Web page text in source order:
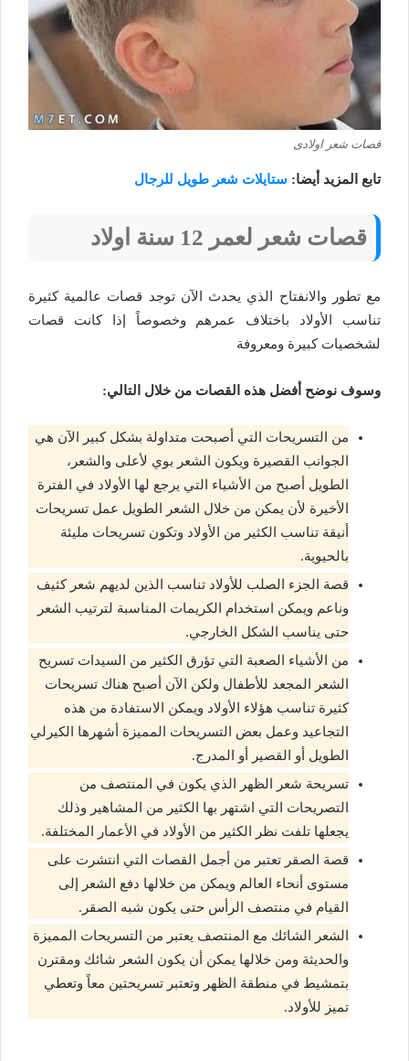
قصات شعر اولادى
تابع المزيد أيضا: ستايلات شعر طويل للرجال
قصات شعر لعمر 12 سنة اولاد
مع تطور والانفتاح الذي يحدث الآن توجد قصات عالمية كثيرة
تناسب الأولاد باختلاف عمرهم وخصوصاً إذا كانت قصات
لشخصيات كبيرة ومعروفة
وسوف نوضح أفضل هذه القصات من خلال التالي:
من التسريحات التي أصبحت متداولة بشكل كبير الآن هي
الجوانب القصيرة ويكون الشعر بوي لأعلى والشعر،
الطويل أصبح من الأشياء التي يرجع لها الأولاد في الفترة
الأخيرة لأن يمكن من خلال الشعر الطويل عمل تسريحات
أنيقة تناسب الكثير من الأولاد وتكون تسريحات مليئة
بالحيوية.
قصة الجزء الصلب للأولاد تناسب الذين لديهم شعر كثيف
وناعم ويمكن استخدام الكريمات المناسبة لترتيب الشعر
حتى يناسب الشكل الخارجي.
من الأشياء الصعبة التي تؤرق الكثير من السيدات تسريح
الشعر المجعد للأطفال ولكن الآن أصبح هناك تسريحات
كثيرة تناسب هؤلاء الأولاد ويمكن الاستفادة من هذه
التجاعيد وعمل بعض التسريحات المميزة أشهرها الكيرلي
الطويل أو القصير أو المدرج.
تسريحة شعر الظهر الذي يكون في المنتصف من
التصريحات التي اشتهر بها الكثير من المشاهير وذلك
يجعلها تلفت نظر الكثير من الأولاد في الأعمار المختلفة.
قصة الصقر تعتبر من أجمل القصات التي انتشرت على
مستوى أنحاء العالم ويمكن من خلالها دفع الشعر إلى
القيام في منتصف الرأس حتى يكون شبه الصقر.
الشعر الشائك مع المنتصف يعتبر من التسريحات المميزة
والحديثة ومن خلالها يمكن أن يكون الشعر شائك ومقترن
بتمشيط في منطقة الظهر وتعتبر تسريحتين معاً وتعطي
تميز للأولاد.